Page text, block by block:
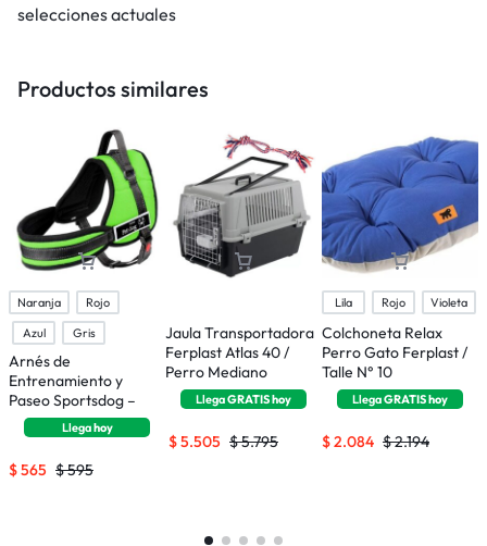
selecciones actuales
Productos similares
Naranja
Rojo
Azul
Gris
Arnés de
Entrenamiento y
Paseo Sportsdog –
Talle S
Llegahoy
$595
$565
Jaula Transportadora
Ferplast Atlas 40 /
Perro Mediano
LlegaGRATIShoy
$5.795
$5.505
Lila Rojo Violeta
Colchoneta Relax
Perro Gato Ferplast /
Talle N° 10
LlegaGRATIShoy
$2.194
$2.084